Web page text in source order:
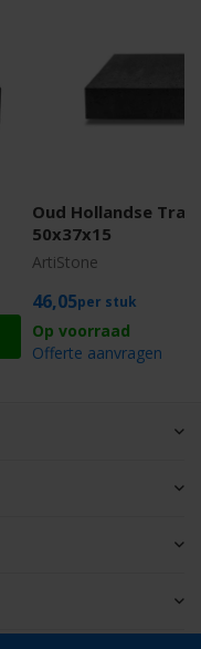
Oud Hollandse
50x37x15
ArtiStone
46,05 stuk
Offerte aanvragen